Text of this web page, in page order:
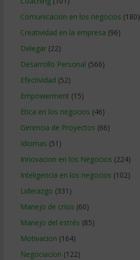
Comunicacion en los negocios (180)
Creatividad en la empresa (96)
Delegar(22)
Desarrollo Personal (566)
Efectividad (52)
Empowerment (15)
Etica en los negocios (46)
Gerencia de Proyectos (66)
Idiomas (51)
Innovacion en los Negocios (224)
Inteligencia en los negocios (102)
Liderazgo (331)
Manejo de crisis (60)
Manejo del estrés (85)
Motivacion (164)
Negociacion (122)